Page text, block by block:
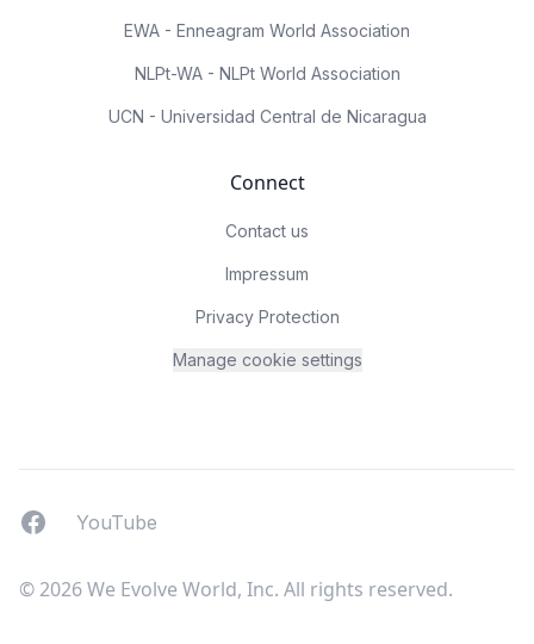
EWA - Enneagram World Association
NLPt-WA - NLPt World Association
UCN - Universidad Central de Nicaragua
Connect
Contact us
Impressum
Privacy Protection
Manage cookie settings
FacebookYouTUbe
YouTube
© 2026 We Evolve World, Inc. All rights reserved.